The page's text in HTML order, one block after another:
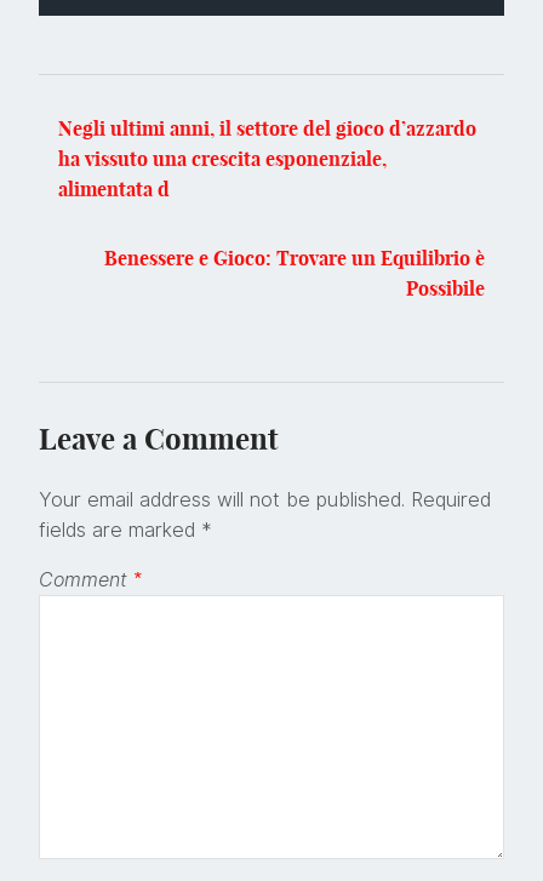
Negli ultimi anni, il settore del gioco d’azzardo
ha vissuto una crescita esponenziale,
alimentata d
Benessere e Gioco: Trovare un Equilibrio è
Possibile
Leave a Comment
Your email address will not be published. Required
fields are marked *
Comment *